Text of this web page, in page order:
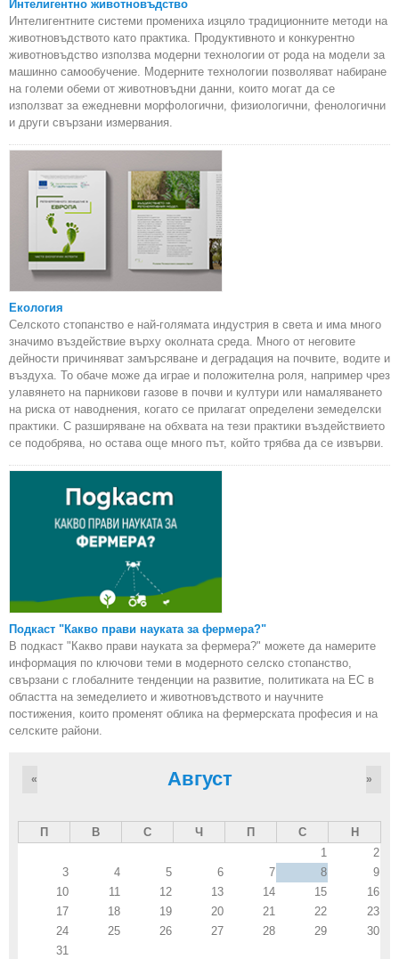
Интелигентно животновъдство
Интелигентните системи промениха изцяло традиционните методи на
животновъдството като практика. Продуктивното и конкурентно
животновъдство използва модерни технологии от рода на модели за
машинно самообучение. Модерните технологии позволяват набиране
на големи обеми от животновъдни данни, които могат да се
използват за ежедневни морфологични, физиологични, фенологични
и други свързани измервания.
Екология
Селското стопанство е най-голямата индустрия в света и има много
значимо въздействие върху околната среда. Много от неговите
дейности причиняват замърсяване и деградация на почвите, водите и
въздуха. То обаче може да играе и положителна роля, например чрез
улавянето на парникови газове в почви и култури или намаляването
на риска от наводнения, когато се прилагат определени земеделски
практики. С разширяване на обхвата на тези практики въздействието
се подобрява, но остава още много път, който трябва да се извърви.
Подкаст "Какво прави науката за фермера?"
В подкаст "Какво прави науката за фермера?" можете да намерите
информация по ключови теми в модерното селско стопанство,
свързани с глобалните тенденции на развитие, политиката на ЕС в
областта на земеделието и животновъдството и научните
постижения, които променят облика на фермерската професия и на
селските райони.
Август
« »
П В С Ч П С
Н
1
2
3
4 5 6 7 8
9
10
11 12 13 14 15
16
17
18 19 20 21 22
23
24
25 26 27 28 29
30
31